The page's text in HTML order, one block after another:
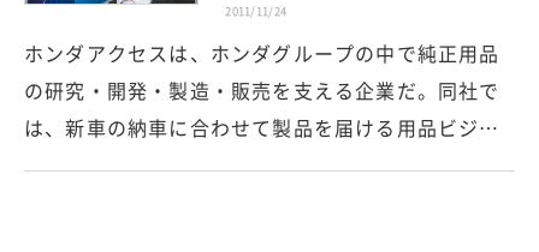
2011/11/24
ホンダアクセスは、ホンダグループの中で純正用品
の研究・開発・製造・販売を支える企業だ。同社で
は、新車の納車に合わせて製品を届ける用品ビジ…